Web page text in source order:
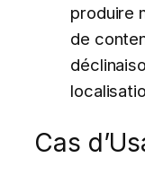
produire
de
Cas